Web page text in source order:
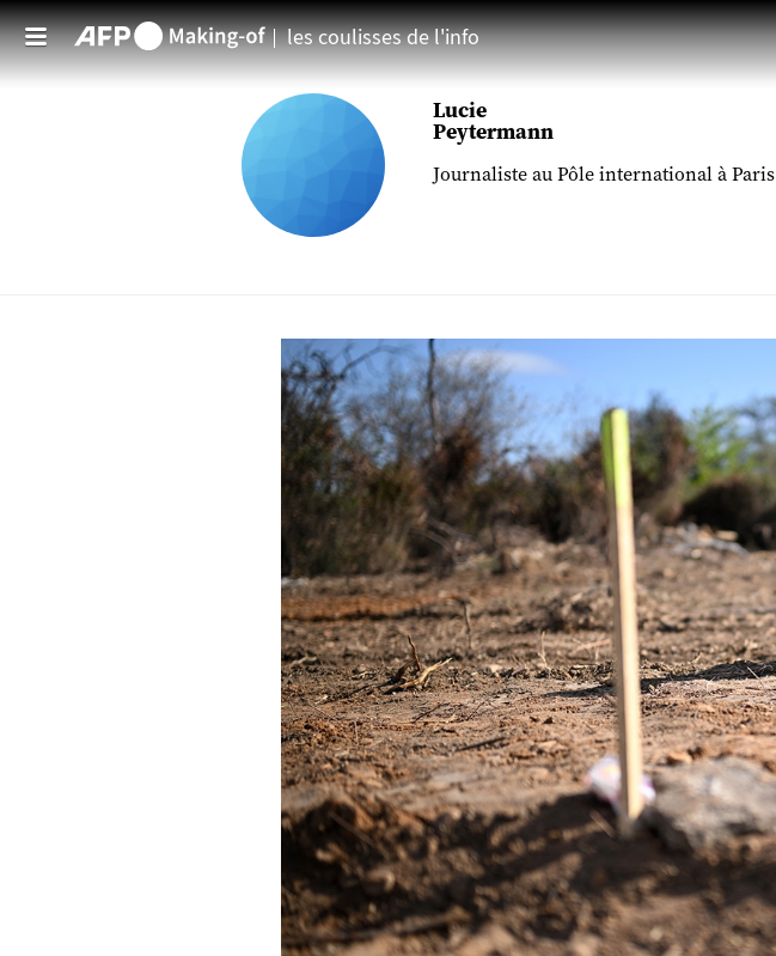
Aller au contenu principal les coulisses de l'info
Lucie
Peytermann
Journaliste au Pôle international à Paris